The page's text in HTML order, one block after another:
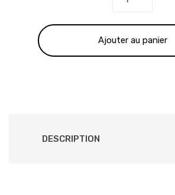
était :
323.00 €.
est :
269.00 €.
Ajouter au panier
DESCRIPTION